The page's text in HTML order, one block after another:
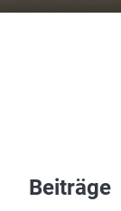
Beiträge